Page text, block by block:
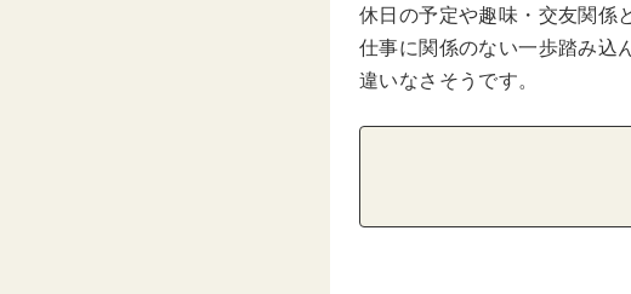
休日の予定や趣味・交友関係
仕事に関係のない一歩踏み込
違いなさそうです。